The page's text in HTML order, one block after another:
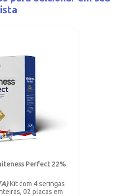
Perfect 22%
Kit com 4 seringas
02 placas em